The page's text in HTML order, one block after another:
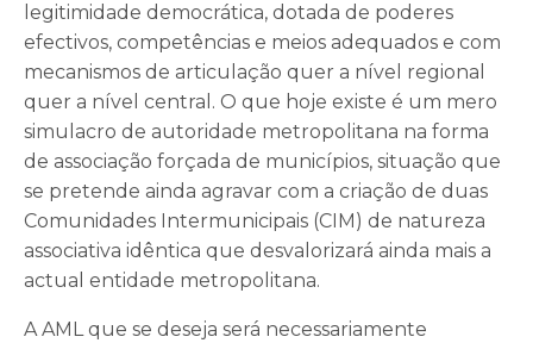
legitimidade democrática, dotada de poderes
efectivos, competências e meios adequados e com
mecanismos de articulação quer a nível regional
quer a nível central. O que hoje existe é um mero
simulacro de autoridade metropolitana na forma
de associação forçada de municípios, situação que
se pretende ainda agravar com a criação de duas
Comunidades Intermunicipais (CIM) de natureza
associativa idêntica que desvalorizará ainda mais a
actual entidade metropolitana.
A AML que se deseja será necessariamente